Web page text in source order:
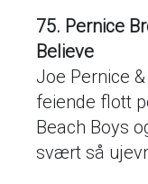
75. Pernice
Believe
Joe Pernice
feiende flott
Beach Boys
svært så